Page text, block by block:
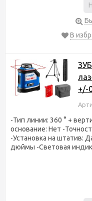
В
+/-
-Тип линии: 360 ° +
основание: Нет -
-Установка на штатив:
дюймы -Световая